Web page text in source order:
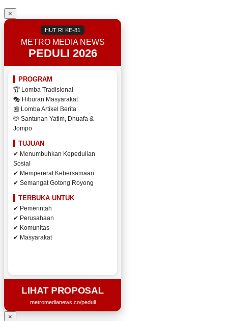
×
HUT RI KE-81
METRO MEDIA NEWS
PEDULI 2026
PROGRAM
🏆 Lomba Tradisional
🎭 Hiburan Masyarakat
📰 Lomba Artikel Berita
🤲 Santunan Yatim, Dhuafa &
Jompo
TUJUAN
✔ Menumbuhkan Kepedulian
Sosial
✔ Mempererat Kebersamaan
✔ Semangat Gotong Royong
TERBUKA UNTUK
✔ Pemerintah
✔ Perusahaan
✔ Komunitas
✔ Masyarakat
LIHAT PROPOSAL
metromedianews.co/peduli
×